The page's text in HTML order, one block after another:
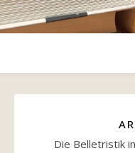
Die Belletristik